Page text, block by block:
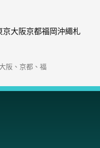
大阪京都福岡沖繩札
阪、京都、福